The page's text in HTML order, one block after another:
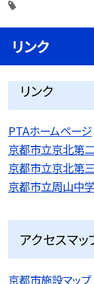
リンク
リンク
PTAホームページ
京都市立京北第
京都市立京北第
京都市立周山中
アクセスマッ
京都市施設マップ